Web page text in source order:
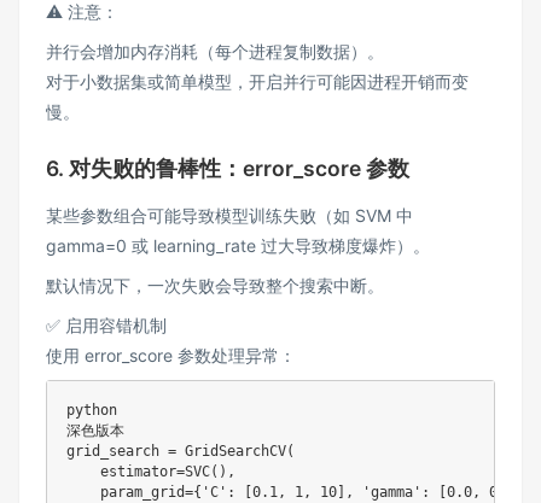
⚠️ 注意：
并行会增加内存消耗（每个进程复制数据）。
对于小数据集或简单模型，开启并行可能因进程开销而变
慢。
6. 对失败的鲁棒性：error_score 参数
某些参数组合可能导致模型训练失败（如 SVM 中
gamma=0 或 learning_rate 过大导致梯度爆炸）。
默认情况下，一次失败会导致整个搜索中断。
✅ 启用容错机制
使用 error_score 参数处理异常：
python
深色版本
grid_search = GridSearchCV(
    estimator
=SVC( ) ,
    param_grid
={ 'C' : 0.1, 1, 10 , 'gamma' : 0.0, 0.1